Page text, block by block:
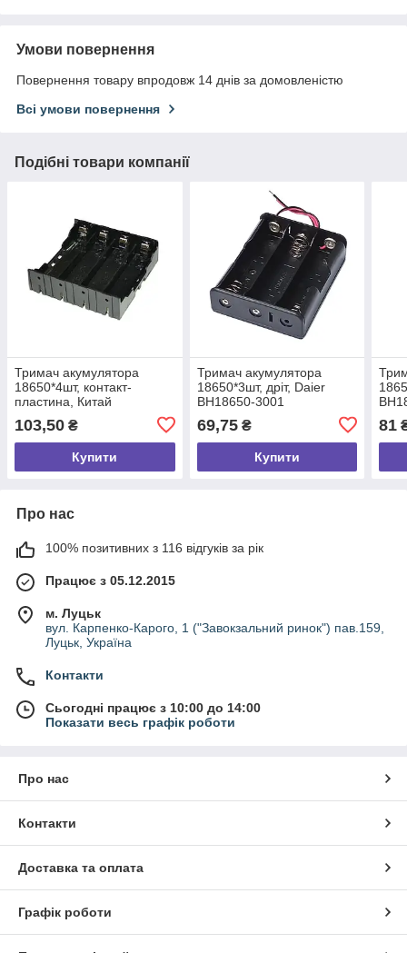
Умови повернення
Повернення товару впродовж 14 днів за домовленістю
Всі умови повернення
Подібні товари компанії
Тримач акумулятора
18650*4шт, контакт-
пластина, Китай
103,50 ₴
Купити
Тримач акумулятора
18650*3шт, дріт, Daier
BH18650-3001
69,75₴
Купити
81
Про нас
100% позитивних з 116 відгуків за рік
Працює з 05.12.2015
м. Луцьк
вул. Карпенко-Карого, 1 ("Завокзальний ринок") пав.159,
Луцьк, Україна
Контакти
Сьогодні працює з 10:00 до 14:00
Показати весь графік роботи
Про нас
Контакти
Доставка та оплата
Графік роботи